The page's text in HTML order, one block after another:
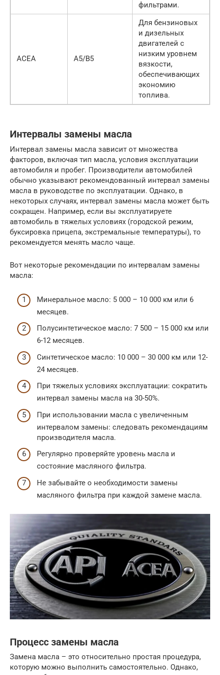
фильтрами.
ACEA A5/B5
Для бензиновых
и дизельных
двигателей с
низким уровнем
вязкости,
обеспечивающих
экономию
топлива.
Интервалы замены масла
Интервал замены масла зависит от множества
факторов, включая тип масла, условия эксплуатации
автомобиля и пробег. Производители автомобилей
обычно указывают рекомендованный интервал замены
масла в руководстве по эксплуатации. Однако, в
некоторых случаях, интервал замены масла может быть
сокращен. Например, если вы эксплуатируете
автомобиль в тяжелых условиях (городской режим,
буксировка прицепа, экстремальные температуры), то
рекомендуется менять масло чаще.
Вот некоторые рекомендации по интервалам замены
масла:
Минеральное масло: 5 000 – 10 000 км или 6
месяцев.
Полусинтетическое масло: 7 500 – 15 000 км или
6-12 месяцев.
Синтетическое масло: 10 000 – 30 000 км или 12-
24 месяцев.
При тяжелых условиях эксплуатации: сократить
интервал замены масла на 30-50%.
При использовании масла с увеличенным
интервалом замены: следовать рекомендациям
производителя масла.
Регулярно проверяйте уровень масла и
состояние масляного фильтра.
Не забывайте о необходимости замены
масляного фильтра при каждой замене масла.
Процесс замены масла
Замена масла – это относительно простая процедура,
которую можно выполнить самостоятельно. Однако,